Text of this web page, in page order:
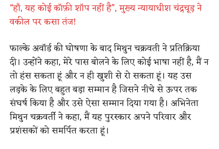
“हाँ, यह कोई कॉफ़ी शॉप नहीं है”, मुख्य न्यायाधीश चंद्रचूड़ ने
वकील पर ​कसा​ तंज​!
फाल्के अवॉर्ड की घोषणा के बाद मिथुन चक्रवती ने प्रतिक्रिया
दी। उन्होंने कहा, मेरे पास बोलने के लिए कोई भाषा नहीं है, मैं न
तो हंस सकता हूं और न ही खुशी से रो सकता हूं। यह उस
लड़के के लिए बहुत बड़ा सम्मान है जिसने नीचे से ऊपर तक
संघर्ष किया है और उसे ऐसा सम्मान दिया गया है। अभिनेता
मिथुन चक्रवर्ती ने कहा, मैं यह पुरस्कार अपने परिवार और
प्रशंसकों को समर्पित करता हूं।